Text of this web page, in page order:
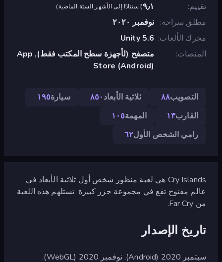
تقييم
٩٫١(استنادًا إلى الأشهر الستة الماضية)
مطلق سراحه
نوفمبر ٢٠٢٠
محرك الألعاب Unity 5.6
المنصات
متصفح (لأجهزة سطح المكتب فقط), App
Store (Android)
التصويب٨٨ ثلاثية الأبعاد٨٥٠ سيارة١٩٥
القارب١٣ المهمة١٠٥
رامي الشخص الأول٦٢
Cry Islands هي لعبة منظور شخص أول ثلاثية الأبعاد في
عالم مفتوح تقع في مجموعة جزر كبيرة. تستلهم هذه اللعبة
من Far Cry.
تاريخ الإصدار
سبتمبر 2020 (Android). نوفمبر 2020 (WebGL).